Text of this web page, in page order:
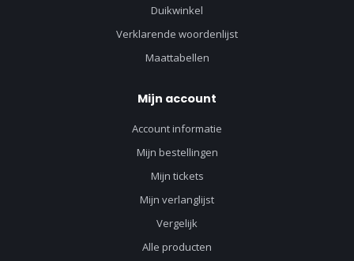
Duikwinkel
Verklarende woordenlijst
Maattabellen
Mijn account
Account informatie
Mijn bestellingen
Mijn tickets
Mijn verlanglijst
Vergelijk
Alle producten